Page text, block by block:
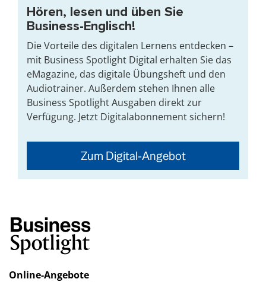
Hören, lesen und üben Sie
Business-Englisch!
Die Vorteile des digitalen Lernens entdecken –
mit Business Spotlight Digital erhalten Sie das
eMagazine, das digitale Übungsheft und den
Audiotrainer. Außerdem stehen Ihnen alle
Business Spotlight Ausgaben direkt zur
Verfügung. Jetzt Digitalabonnement sichern!
Zum Digital-Angebot
Online-Angebote